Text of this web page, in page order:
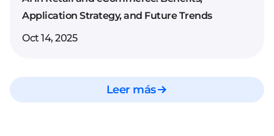
Selecciona y ajusta los
modelos fundacionales
comportamiento y los
resultados deseados.
Application Strategy, and Future Trends
Oct 14, 2025
Leer más